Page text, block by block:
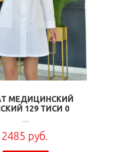
МЕДИЦИНСКИЙ
129 ТИСИ 0
.....
2485 руб.